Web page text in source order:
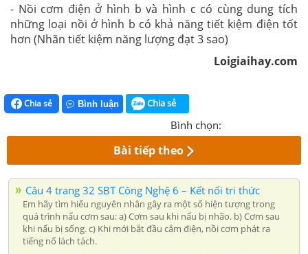
- Nồi cơm điện ở hình b và hình c có cùng dung tích
những loại nồi ở hình b có khả năng tiết kiệm điện tốt
hơn (Nhãn tiết kiệm năng lượng đạt 3 sao)
Loigiaihay.com
Chia sẻ Bình luận Chia sẻ
Bình chọn:
Bài tiếp theo
Câu 4 trang 32 SBT Công Nghệ 6 – Kết nối tri thức
Em hãy tìm hiểu nguyên nhân gây ra một số hiện tượng trong
quá trình nấu cơm sau: a) Cơm sau khi nấu bị nhão. b) Cơm sau
khi nấu bị sống. c) Khi mới bắt đầu cắm điện, nồi cơm phát ra
tiếng nổ lách tách.